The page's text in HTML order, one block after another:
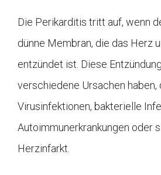
Die Perikarditis tritt auf, wenn
dünne Membran, die das Herz
entzündet ist. Diese
verschiedene Ursachen haben,
Virusinfektionen, bakterielle
Autoimmunerkrankungen oder
Herzinfarkt.